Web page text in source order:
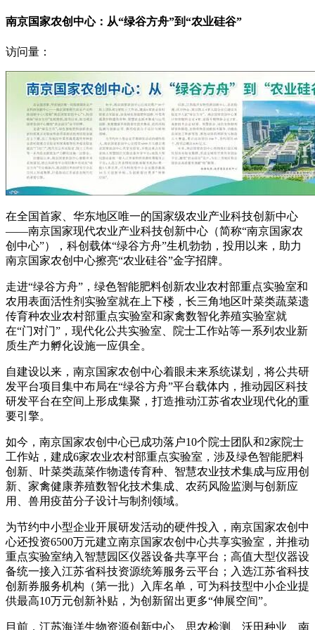
南京国家农创中心：从“绿谷方舟”到“农业硅谷”
访问量：
在全国首家、华东地区唯一的国家级农业产业科技创新中心
——南京国家现代农业产业科技创新中心（简称“南京国家农
创中心”），科创载体“绿谷方舟”生机勃勃，投用以来，助力
南京国家农创中心擦亮“农业硅谷”金字招牌。
走进“绿谷方舟”，绿色智能肥料创新农业农村部重点实验室和
农用表面活性剂实验室就在上下楼，长三角地区叶菜类蔬菜遗
传育种农业农村部重点实验室和家禽数智化养殖实验室就
在“门对门”，现代化公共实验室、院士工作站等一系列农业新
质生产力孵化设施一应俱全。
自建设以来，南京国家农创中心着眼未来系统谋划，将公共研
发平台项目集中布局在“绿谷方舟”平台载体内，推动园区科技
研发平台在空间上形成集聚，打造推动江苏省农业现代化的重
要引擎。
如今，南京国家农创中心已成功落户10个院士团队和2家院士
工作站，建成6家农业农村部重点实验室，涉及绿色智能肥料
创新、叶菜类蔬菜作物遗传育种、智慧农业技术集成与应用创
新、家禽健康养殖数智化技术集成、农药风险监测与创新应
用、兽用疫苗分子设计与制剂领域。
为节约中小型企业开展研发活动的硬件投入，南京国家农创中
心还投资6500万元建立南京国家农创中心共享实验室，并推动
重点实验室纳入智慧园区仪器设备共享平台；高值大型仪器设
备统一接入江苏省科技资源统筹服务云平台；入选江苏省科技
创新券服务机构（第一批）入库名单，可为科技型中小企业提
供最高10万元创新补贴，为创新留出更多“伸展空间”。
目前，江苏海洋生物资源创新中心、思农检测、沃田种业、南